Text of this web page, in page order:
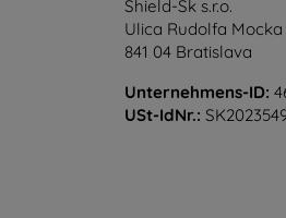
Shield-Sk s.r.o.
Ulica Rudolfa
841 04 Bratislava
Unternehmens-ID:
USt-IdNr.: